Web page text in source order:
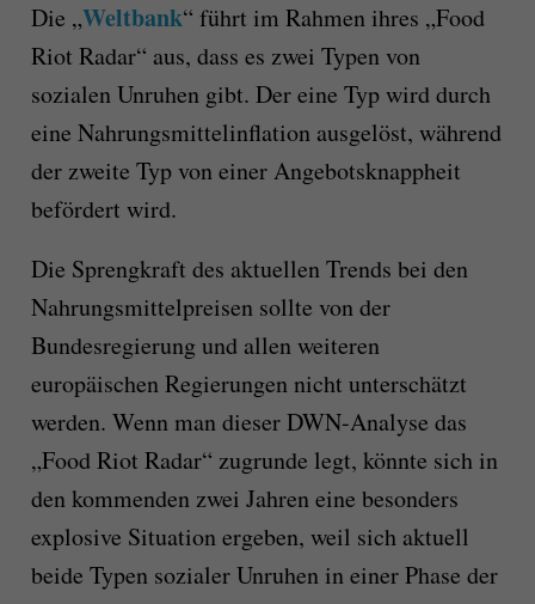
Die „Weltbank“ führt im Rahmen ihres „Food
Riot Radar“ aus, dass es zwei Typen von
sozialen Unruhen gibt. Der eine Typ wird durch
eine Nahrungsmittelinflation ausgelöst, während
der zweite Typ von einer Angebotsknappheit
befördert wird.
Die Sprengkraft des aktuellen Trends bei den
Nahrungsmittelpreisen sollte von der
Bundesregierung und allen weiteren
europäischen Regierungen nicht unterschätzt
werden. Wenn man dieser DWN-Analyse das
„Food Riot Radar“ zugrunde legt, könnte sich in
den kommenden zwei Jahren eine besonders
explosive Situation ergeben, weil sich aktuell
beide Typen sozialer Unruhen in einer Phase der